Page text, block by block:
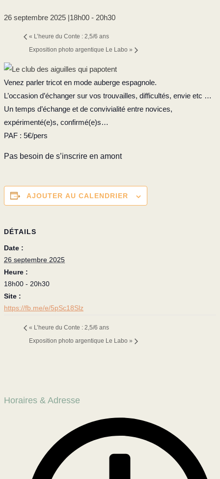
26 septembre 2025 |18h00 - 20h30
« L’heure du Conte : 2,5/6 ans
Exposition photo argentique Le Labo »
Venez parler tricot en mode auberge espagnole.
L’occasion d’échanger sur vos trouvailles, difficultés, envie etc …
Un temps d’échange et de convivialité entre novices,
expérimenté(e)s, confirmé(e)s…
PAF : 5€/pers
Pas besoin de s’inscrire en amont
AJOUTER AU CALENDRIER
DÉTAILS
Date :
26 septembre 2025
Heure :
18h00 - 20h30
Site :
https://fb.me/e/5pSc18Slz
« L’heure du Conte : 2,5/6 ans
Exposition photo argentique Le Labo »
Horaires & Adresse